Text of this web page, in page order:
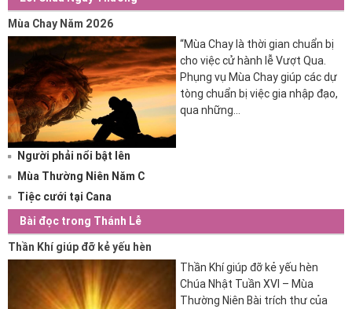
Mùa Chay Năm 2026
“Mùa Chay là thời gian chuẩn bị
cho việc cử hành lễ Vượt Qua.
Phụng vụ Mùa Chay giúp các dự
tòng chuẩn bị việc gia nhập đạo,
qua những...
Người phải nổi bật lên
Mùa Thường Niên Năm C
Tiệc cưới tại Cana
Bài đọc trong Thánh Lễ
Thần Khí giúp đỡ kẻ yếu hèn
Thần Khí giúp đỡ kẻ yếu hèn
Chúa Nhật Tuần XVI – Mùa
Thường Niên Bài trích thư của